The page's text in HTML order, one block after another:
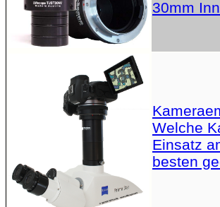
30mm
Welche
Einsatz
besten